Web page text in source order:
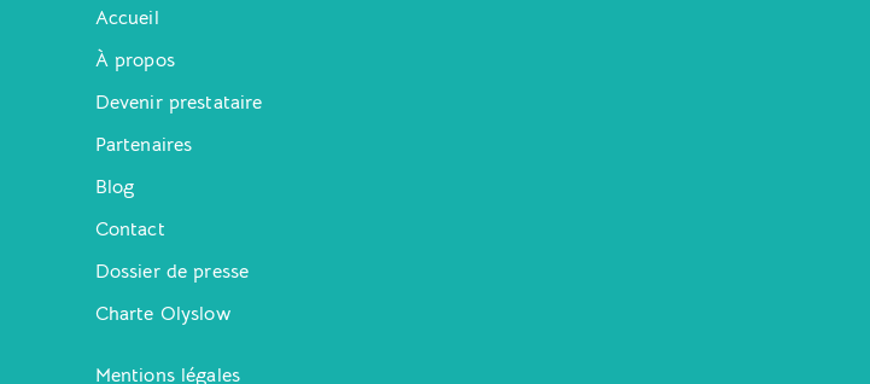
Accueil
À propos
Devenir prestataire
Partenaires
Blog
Contact
Dossier de presse
Charte Olyslow
Mentions légales